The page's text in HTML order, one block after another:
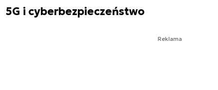
5G i cyberbezpieczeństwo
Reklama